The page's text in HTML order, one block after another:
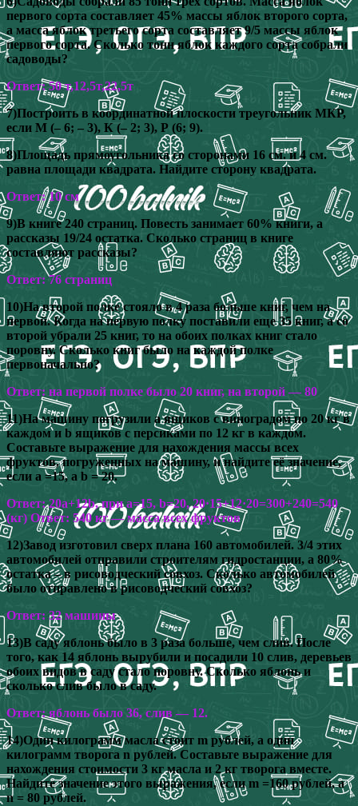
первого сорта составляет 45% массы яблок второго сорта,
а масса яблок третьего сорта составляет 9/5 массы яблок
первого сорта. Сколько тонн яблок каждого сорта собрали
садоводы?
Ответ: 50 т,12,5т,22,5т
7)Построить в координатной плоскости треугольник МКР,
если М (– 6; – 3), К (– 2; 3), Р (6; 9).
8)Площадь прямоугольника со сторонами 16 см. и 4 см.
равна площади квадрата. Найдите сторону квадрата.
Ответ: 10 см
9)В книге 240 страниц. Повесть занимает 60% книги, а
рассказы 19/24 остатка. Сколько страниц в книге
составляют рассказы?
Ответ: 76 страниц
10)На второй полке стояло в 4 раза больше книг, чем на
первой. Когда на первую полку поставили еще 35 книг, а со
второй убрали 25 книг, то на обоих полках книг стало
поровну. Сколько книг было на каждой полке
первоначально?
Ответ: на первой полке было 20 книг, на второй — 80
11)На машину погрузили а ящиков с виноградом по 20 кг в
каждом и b ящиков с персиками по 12 кг в каждом.
Составьте выражение для нахождения массы всех
фруктов, погруженных на машину, и найдите её значение,
если а =15, а b = 20.
Ответ: 20а+12b, при а=15, b=20, 20·15+12·20=300+240=540
(кг) Ответ: 540 кг — масса всех фруктов
12)Завод изготовил сверх плана 160 автомобилей. 3/4 этих
автомобилей отправили строителям гидростанции, а 80%
остатка – в рисоводческий совхоз. Сколько автомобилей
было отправлено в рисоводческий совхоз?
Ответ: 32 машины
13)В саду яблонь было в 3 раза больше, чем слив. После
того, как 14 яблонь вырубили и посадили 10 слив, деревьев
обоих видов в саду стало поровну. Сколько яблонь и
сколько слив было в саду.
Ответ: яблонь было 36, слив — 12.
14)Один килограмм масла стоит m рублей, а один
килограмм творога n рублей. Составьте выражение для
нахождения стоимости 3 кг масла и 2 кг творога вместе.
Найдите значение этого выражения, если m =160 рублей, а
n = 80 рублей.